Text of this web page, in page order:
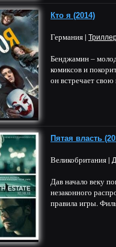
Кто я (2014)
Германия |
Бенджамин –
комиксов и
он встречает
Пятая власть
Великобритания |
Дав начало веку
незаконного
правила игры.